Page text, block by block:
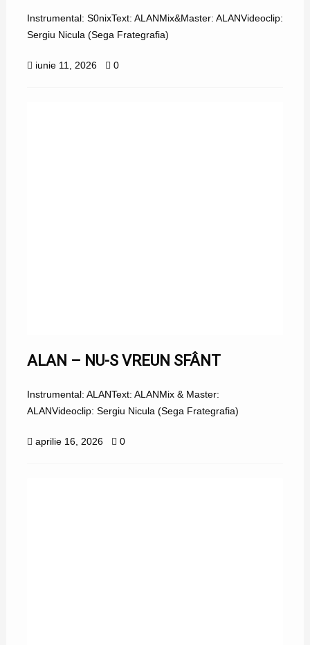
Instrumental: S0nixText: ALANMix&Master: ALANVideoclip:
Sergiu Nicula (Sega Frategrafia)
iunie 11, 2026 0
ALAN – NU-S VREUN SFÂNT
Instrumental: ALANText: ALANMix & Master:
ALANVideoclip: Sergiu Nicula (Sega Frategrafia)
aprilie 16, 2026 0